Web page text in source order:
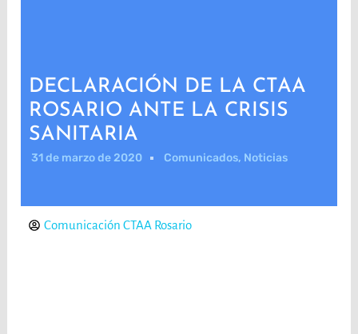
DECLARACIÓN DE LA CTAA
ROSARIO ANTE LA CRISIS
SANITARIA
31 de marzo de 2020 Comunicados, Noticias
Comunicación CTAA Rosario